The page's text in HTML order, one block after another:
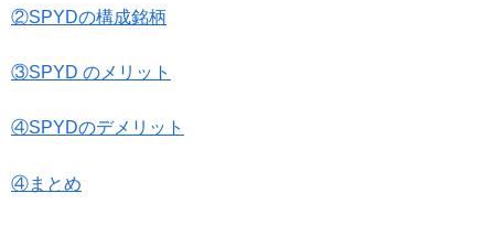
②SPYDの構成銘柄
③SPYD のメリット
④SPYDのデメリット
④まとめ